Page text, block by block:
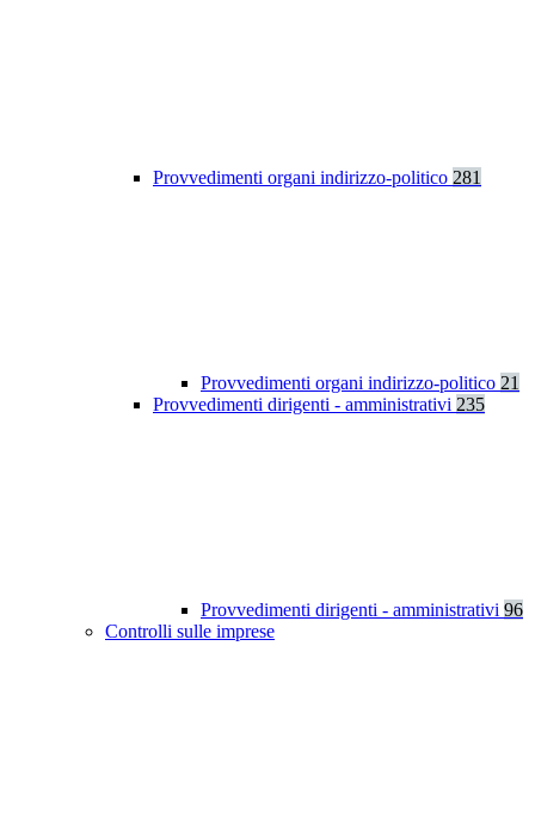
Provvedimenti organi indirizzo-politico 281
Provvedimenti organi indirizzo-politico 21
Provvedimenti dirigenti - amministrativi 235
Provvedimenti dirigenti - amministrativi 96
Controlli sulle imprese